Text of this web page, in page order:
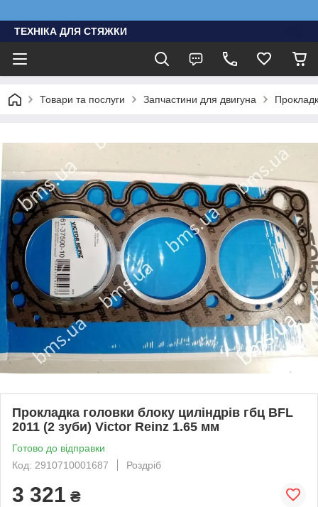
ТЕХНІКА ДЛЯ СТЯЖКИ
Товари та послуги Запчастини для двигуна
Прокладка головки блоку циліндрів гбц BFL
2011 (2 зуби) Victor Reinz 1.65 мм
Готово до відправки
Код: 2910710001687
Роздріб
3 321 ₴